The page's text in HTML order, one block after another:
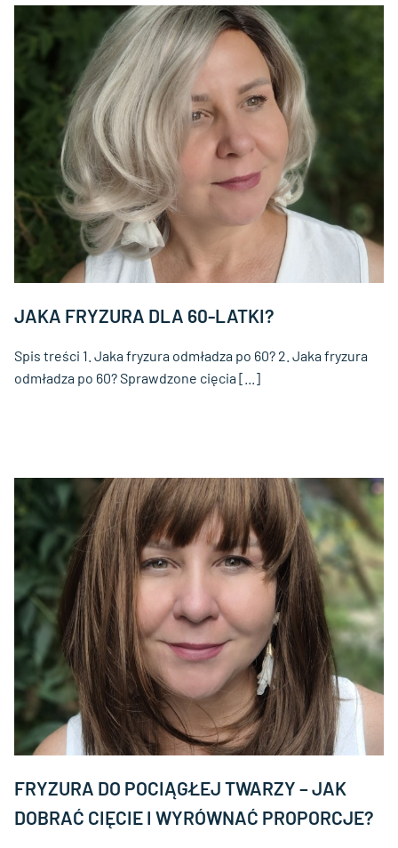
JAKA FRYZURA DLA 60-LATKI?
Spis treści 1. Jaka fryzura odmładza po 60? 2. Jaka fryzura
odmładza po 60? Sprawdzone cięcia [...]
FRYZURA DO POCIĄGŁEJ TWARZY – JAK
DOBRAĆ CIĘCIE I WYRÓWNAĆ PROPORCJE?